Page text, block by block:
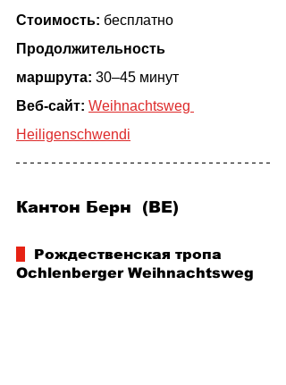
Стоимость: бесплатно
Продолжительность
маршрута: 30–45 минут
Веб-сайт: Weihnachtsweg
Heiligenschwendi
Кантон Берн  (BE)
Рождественская тропа
Ochlenberger Weihnachtsweg